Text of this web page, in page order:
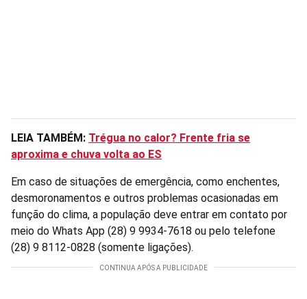
LEIA TAMBÉM: Trégua no calor? Frente fria se
aproxima e chuva volta ao ES
Em caso de situações de emergência, como enchentes,
desmoronamentos e outros problemas ocasionadas em
função do clima, a população deve entrar em contato por
meio do Whats App (28) 9 9934-7618 ou pelo telefone
(28) 9 8112-0828 (somente ligações).